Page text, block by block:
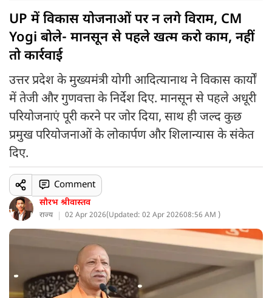
UP में विकास योजनाओं पर न लगे विराम, CM
Yogi बोले- मानसून से पहले खत्म करो काम, नहीं
तो कार्रवाई
उत्तर प्रदेश के मुख्यमंत्री योगी आदित्यानाथ ने विकास कार्यों
में तेजी और गुणवत्ता के निर्देश दिए. मानसून से पहले अधूरी
परियोजनाएं पूरी करने पर जोर दिया, साथ ही जल्द कुछ
प्रमुख परियोजनाओं के लोकार्पण और शिलान्यास के संकेत
दिए.
सौरभ श्रीवास्तव
राज्य 02 Apr 2026(Updated: 02 Apr 202608:56 AM )
Comment